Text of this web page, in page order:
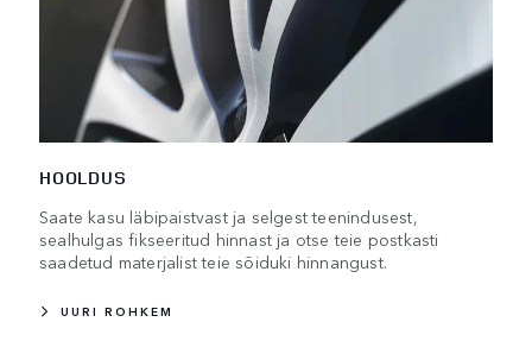
HOOLDUS
Saate kasu läbipaistvast ja selgest teenindusest,
sealhulgas fikseeritud hinnast ja otse teie postkasti
saadetud materjalist teie sõiduki hinnangust.
UURI ROHKEM